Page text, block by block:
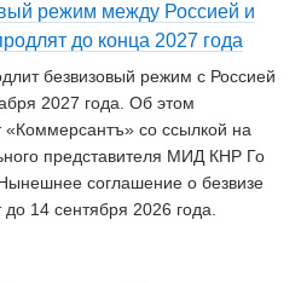
режим между Россией и
до конца 2027 года
безвизовый режим с Россией
2027 года. Об этом
со ссылкой на
представителя МИД КНР Го
соглашение о безвизе
до 14 сентября 2026 года.